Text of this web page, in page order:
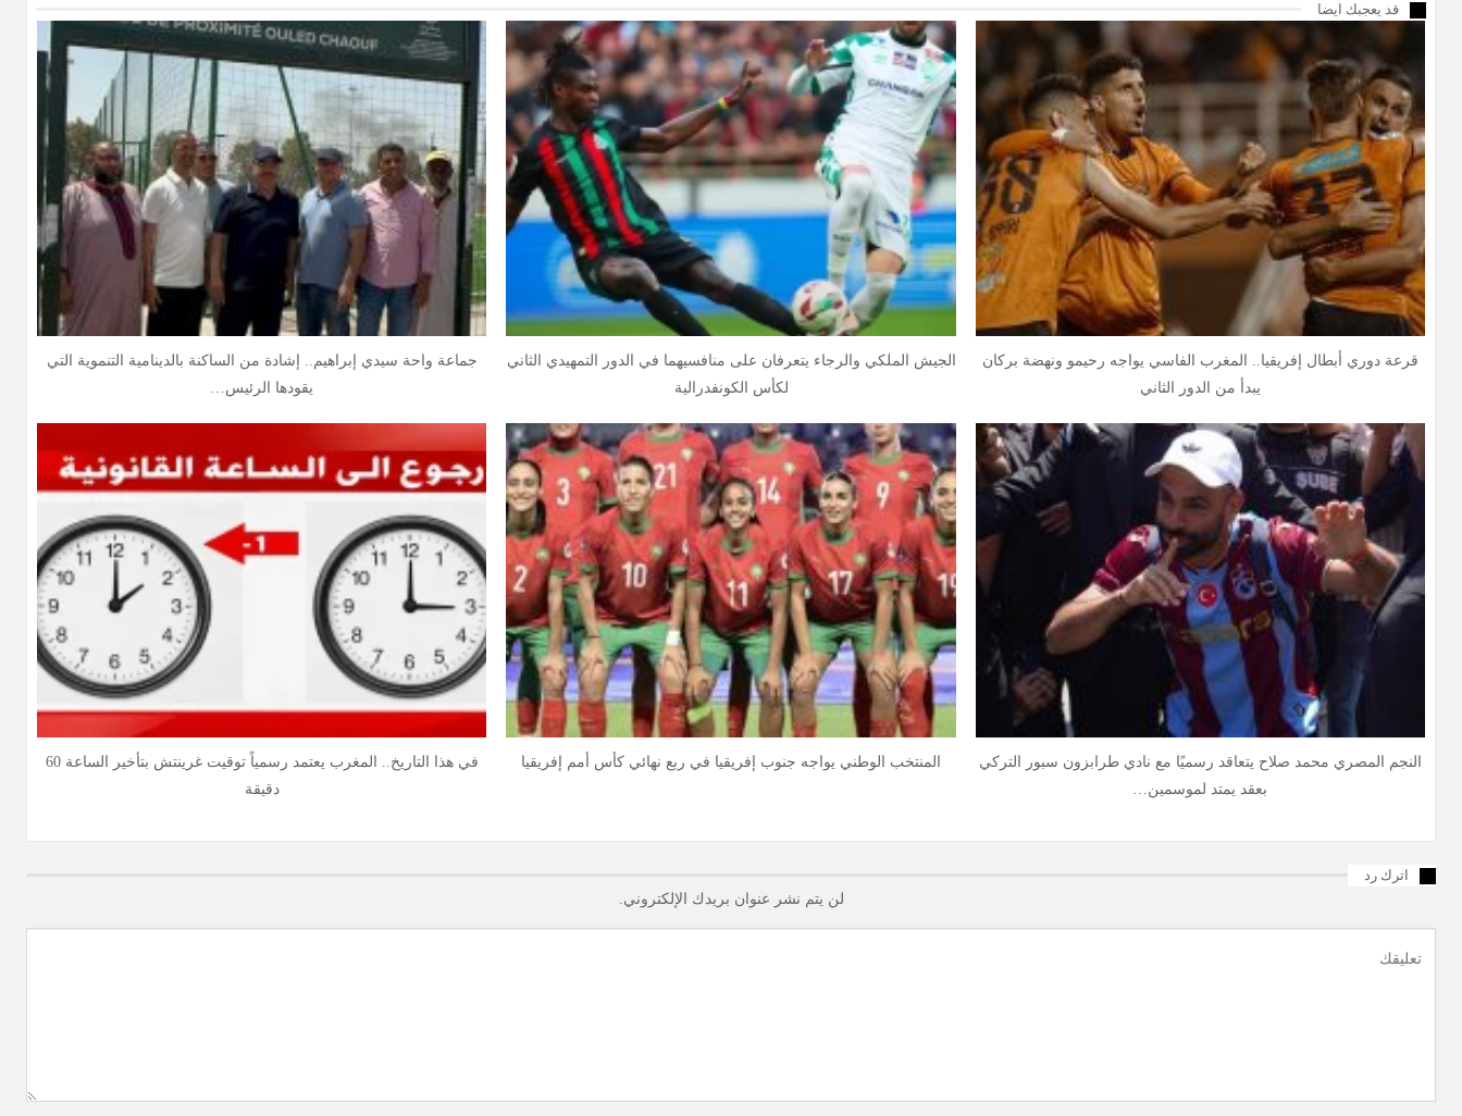
قد يعجبك ايضا
قرعة دوري أبطال إفريقيا.. المغرب الفاسي يواجه رحيمو ونهضة بركان
يبدأ من الدور الثاني
الجيش الملكي والرجاء يتعرفان على منافسيهما في الدور التمهيدي الثاني
لكأس الكونفدرالية
جماعة واحة سيدي إبراهيم.. إشادة من الساكنة بالدينامية التنموية التي
يقودها الرئيس…
النجم المصري محمد صلاح يتعاقد رسميًا مع نادي طرابزون سبور التركي
بعقد يمتد لموسمين…
المنتخب الوطني يواجه جنوب إفريقيا في ربع نهائي كأس أمم إفريقيا
في هذا التاريخ.. المغرب يعتمد رسمياً توقيت غرينتش بتأخير الساعة 60
دقيقة
اترك رد
لن يتم نشر عنوان بريدك الإلكتروني.